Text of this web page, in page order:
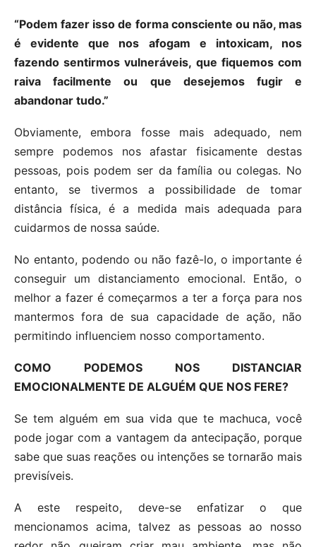
“Podem fazer isso de forma consciente ou não, mas
é evidente que nos afogam e intoxicam, nos
fazendo sentirmos vulneráveis, que fiquemos com
raiva facilmente ou que desejemos fugir e
abandonar tudo.”
Obviamente, embora fosse mais adequado, nem
sempre podemos nos afastar fisicamente destas
pessoas, pois podem ser da família ou colegas. No
entanto, se tivermos a possibilidade de tomar
distância física, é a medida mais adequada para
cuidarmos de nossa saúde.
No entanto, podendo ou não fazê-lo, o importante é
conseguir um distanciamento emocional. Então, o
melhor a fazer é começarmos a ter a força para nos
mantermos fora de sua capacidade de ação, não
permitindo influenciem nosso comportamento.
COMO PODEMOS NOS DISTANCIAR
EMOCIONALMENTE DE ALGUÉM QUE NOS FERE?
Se tem alguém em sua vida que te machuca, você
pode jogar com a vantagem da antecipação, porque
sabe que suas reações ou intenções se tornarão mais
previsíveis.
A este respeito, deve-se enfatizar o que
mencionamos acima, talvez as pessoas ao nosso